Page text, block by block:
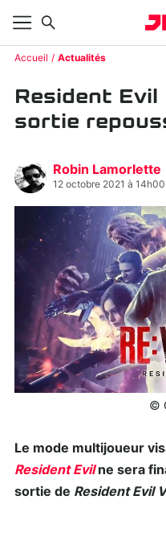
Accueil Actualités
Resident Evil
sortie
Robin Lamorlette
12 octobre 2021 à 14h00
©
Le mode multijoueur
Resident Evilne sera
sortie de Resident Evil